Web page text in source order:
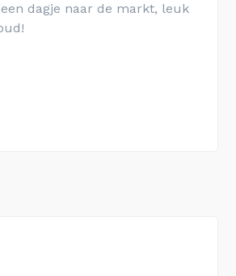
dagje naar de markt, leuk